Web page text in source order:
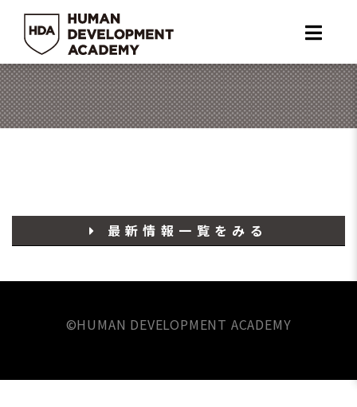
片岡 爽
最新情報一覧をみる
©️HUMAN DEVELOPMENT ACADEMY